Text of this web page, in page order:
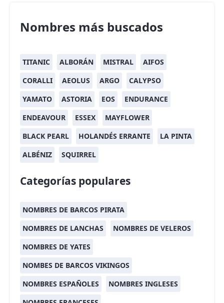
Nombres más buscados
TITANIC ALBORÁN MISTRAL
AIFOS
CORALLI
AEOLUS ARGO
CALYPSO
YAMATO
ASTORIA EOS
ENDURANCE
ENDEAVOUR
ESSEX
MAYFLOWER
BLACK PEARL
HOLANDÉS ERRANTE
LA PINTA
ALBÉNIZ
SQUIRREL
Categorías populares
NOMBRES DE BARCOS PIRATA
NOMBRES DE LANCHAS
NOMBRES DE VELEROS
NOMBRES DE YATES
NOMBES DE BARCOS VIKINGOS
NOMBRES ESPAÑOLES
NOMBRES INGLESES